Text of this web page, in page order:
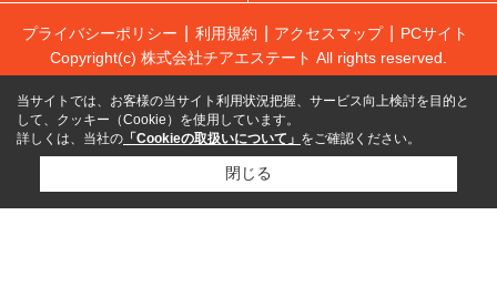
プライバシーポリシー 利用規約 アクセスマップ
PCサイト
Copyright(c) 株式会社チアエステート All rights reserved.
当サイトでは、お客様の当サイト利用状況把握、サービス向上検討を目的と
して、クッキー（Cookie）を使用しています。
詳しくは、当社の 「Cookieの取扱いについて」 をご確認ください。
閉じる